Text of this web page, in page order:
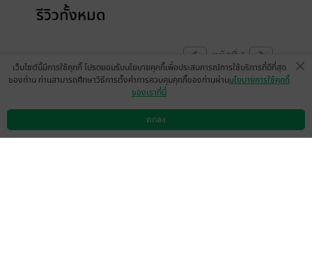
รีวิวทั้งหมด
หน้าที่ 1
4 ก.ย. 256211:18 น.
ดาวน์โหลดแอป วิธีการใช้งาน ติดต่อเรา
เว็บไซต์นี้มีการใช้คุกกี้ โปรดยอมรับนโยบายคุกกี้เพื่อประสบการณ์การใช้บริการที่ดีที่สุด
ของท่าน ท่านสามารถศึกษาวิธีการตั้งค่าการควบคุมคุกกี้ของท่านผ่านนโยบายการใช้คุกกี้
ของเราที่นี่
ตกลง